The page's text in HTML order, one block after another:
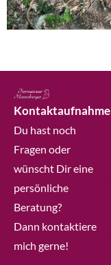
Kontaktaufnahme
Du hast noch
Fragen oder
wünscht Dir eine
persönliche
Beratung?
Dann kontaktiere
mich gerne!